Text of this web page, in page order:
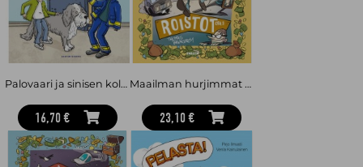
Palovaari ja sinisen kolmion arvoitus
16,70 €
Maailman hurjimmat roistot – osa 3
23,10 €